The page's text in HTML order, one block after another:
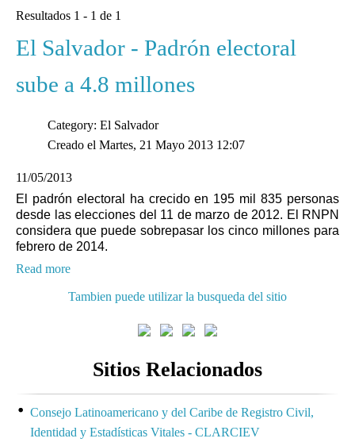
Resultados 1 - 1 de 1
El Salvador - Padrón electoral
sube a 4.8 millones
Category: El Salvador
Creado el Martes, 21 Mayo 2013 12:07
11/05/2013
El padrón electoral ha crecido en 195 mil 835 personas
desde las elecciones del 11 de marzo de 2012. El RNPN
considera que puede sobrepasar los cinco millones para
febrero de 2014.
Read more
Tambien puede utilizar la busqueda del sitio
Sitios Relacionados
Consejo Latinoamericano y del Caribe de Registro Civil,
Identidad y Estadísticas Vitales - CLARCIEV